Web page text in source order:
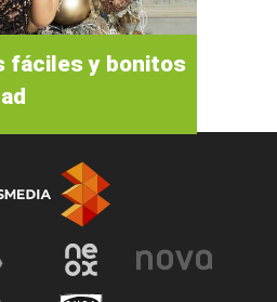
fáciles y bonitos